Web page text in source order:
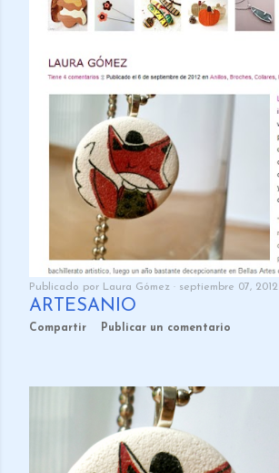
Publicado por Laura Gómez septiembre 07, 2012
ARTESANIO
Compartir Publicar un comentario